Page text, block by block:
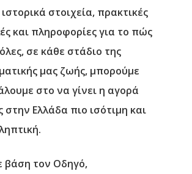
στοιχεία, πρακτικές
και πληροφορίες για το πώς
σε κάθε στάδιο της
μας ζωής, μπορούμε
στο να γίνει η αγορά
στην Ελλάδα πιο ισότιμη και
βάση τον Οδηγό,
Νέα
Επικοινωνία